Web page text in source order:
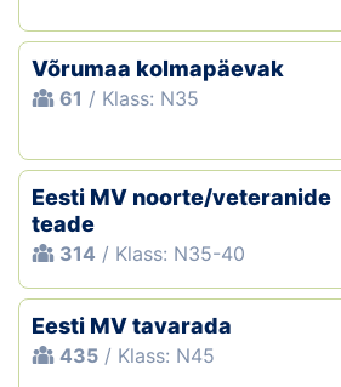
Võrumaa kolmapäevak
61 / Klass: N35
Eesti MV noorte/veteranide
teade
314 / Klass: N35-40
Eesti MV tavarada
435 / Klass: N45